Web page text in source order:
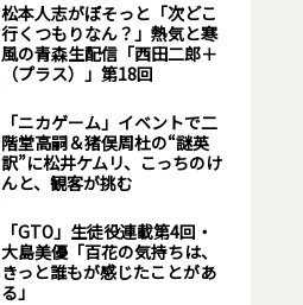
松本人志がぼそっと「次どこ
行くつもりなん？」熱気と寒
風の青森生配信「西田二郎＋
（プラス）」第18回
「ニカゲーム」イベントで二
階堂高嗣＆猪俣周杜の“謎英
訳”に松井ケムリ、こっちのけ
んと、観客が挑む
「GTO」生徒役連載第4回・
大島美優「百花の気持ちは、
きっと誰もが感じたことがあ
る」